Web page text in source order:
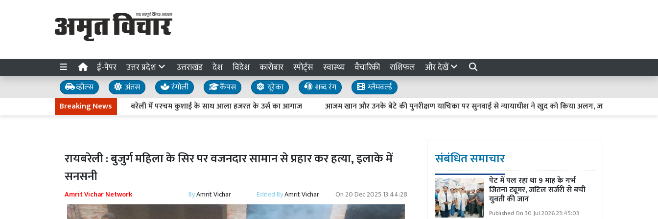
ई-पेपर उत्तर प्रदेश उत्तराखंड देश विदेश कारोबार स्पोर्ट्स स्वास्थ्य वैचारिकी राशिफल और देखें
व्हील्स अंतस रंगोली कैंपस यूरेका शब्द रंग
ग्लैमवर्ल्ड
Breaking Newsबरेली में परचम कुशाई के साथ आला हजरत के उर्स का आगाज आजम खान और उनके बेटे की पुनरीक्षण याचिका पर सुनवाई से न्यायाधीश ने खुद को किया अलग, जानें वजह
रायबरेली : बुजुर्ग महिला के सिर पर वजनदार सामान से प्रहार कर हत्या, इलाके में
सनसनी
Amrit Vichar Network ByAmrit Vichar Edited ByAmrit Vichar On 20 Dec 2025 13:44:28
संबंधित समाचार
पेट में पल रहा था 9 माह के गर्भ
जितना ट्यूमर, जटिल सर्जरी से बची
युवती की जान
Published On 30 Jul 2026 23:45:03